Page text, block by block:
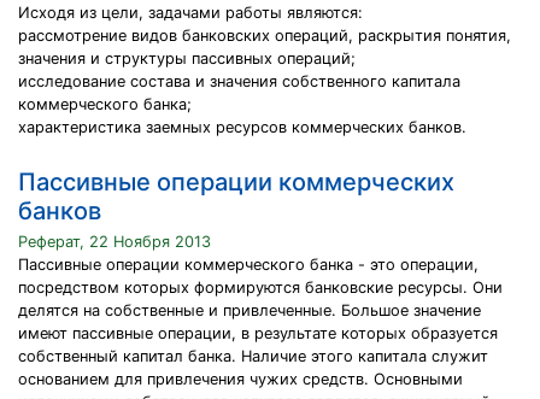
Исходя из цели, задачами работы являются:
рассмотрение видов банковских операций, раскрытия понятия,
значения и структуры пассивных операций;
исследование состава и значения собственного капитала
коммерческого банка;
характеристика заемных ресурсов коммерческих банков.
Пассивные операции коммерческих
банков
Реферат, 22 Ноября 2013
Пассивные операции коммерческого банка - это операции,
посредством которых формируются банковские ресурсы. Они
делятся на собственные и привлеченные. Большое значение
имеют пассивные операции, в результате которых образуется
собственный капитал банка. Наличие этого капитала служит
основанием для привлечения чужих средств. Основными